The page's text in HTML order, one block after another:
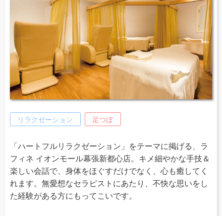
リラクゼーション 足つぼ
「ハートフルリラクゼーション」をテーマに掲げる、ラ
フィネ イオンモール幕張新都心店。キメ細やかな手技＆
楽しい会話で、身体をほぐすだけでなく、心も癒してく
れます。無愛想なセラピストにあたり、不快な思いをし
た経験がある方にもってこいです。